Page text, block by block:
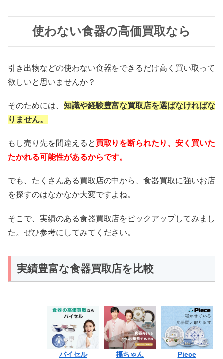
使わない食器の高価買取なら
引き出物などの使わない食器をできるだけ高く買い取って
欲しいと思いませんか？
そのためには、 知識や経験豊富な買取店を選ばなければな
りません。
もし売り先を間違えると 買取りを断られたり、安く買いた
たかれる可能性があるからです。
でも、たくさんある買取店の中から、食器買取に強いお店
を探すのはなかなか大変ですよね。
そこで、実績のある食器買取店をピックアップしてみまし
た。ぜひ参考にしてみてください。
実績豊富な食器買取店を比較
バイセル 福ちゃん Piece